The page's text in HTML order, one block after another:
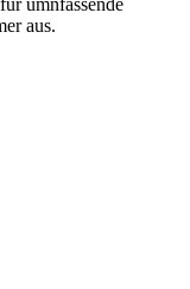
umnfassende
aus.